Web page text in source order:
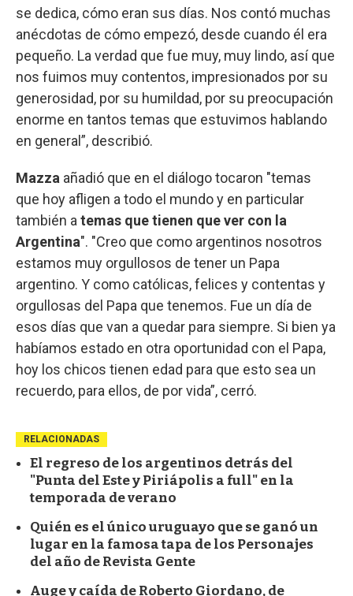
se dedica, cómo eran sus días. Nos contó muchas
anécdotas de cómo empezó, desde cuando él era
pequeño. La verdad que fue muy, muy lindo, así que
nos fuimos muy contentos, impresionados por su
generosidad, por su humildad, por su preocupación
enorme en tantos temas que estuvimos hablando
en general”, describió.
Mazza añadió que en el diálogo tocaron "temas
que hoy afligen a todo el mundo y en particular
también a temas que tienen que ver con la
Argentina". "Creo que como argentinos nosotros
estamos muy orgullosos de tener un Papa
argentino. Y como católicas, felices y contentas y
orgullosas del Papa que tenemos. Fue un día de
esos días que van a quedar para siempre. Si bien ya
habíamos estado en otra oportunidad con el Papa,
hoy los chicos tienen edad para que esto sea un
recuerdo, para ellos, de por vida”, cerró.
RELACIONADAS
El regreso de los argentinos detrás del
"Punta del Este y Piriápolis a full" en la
temporada de verano
Quién es el único uruguayo que se ganó un
lugar en la famosa tapa de los Personajes
del año de Revista Gente
Auge y caída de Roberto Giordano, de